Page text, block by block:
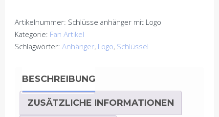
Artikelnummer: Schlüsselanhänger mit Logo
Kategorie: Fan Artikel
Schlagwörter: Anhänger, Logo, Schlüssel
BESCHREIBUNG
ZUSÄTZLICHE INFORMATIONEN